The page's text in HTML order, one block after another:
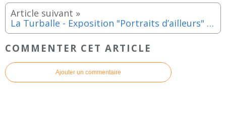
La Turballe - Exposition "Portraits d’ailleurs" de Stéphanie Ledoux jusqu'au samedi 14 mars 2026
COMMENTER CET ARTICLE
Ajouter un commentaire